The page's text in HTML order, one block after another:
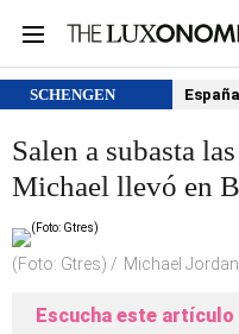
SCHENGEN
Salen a subasta
Michael llevó en
(Foto: Gtres) Michael
Escucha este artículo